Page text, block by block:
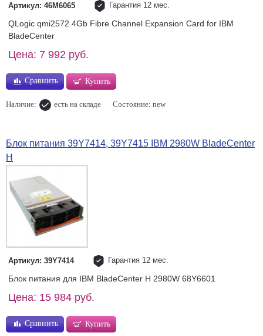
Артикул: 46M6065 Гарантия 12 мес.
QLogic qmi2572 4Gb Fibre Channel Expansion Card for IBM
BladeCenter
Цена: 7 992 руб.
Сравнить Купить
Наличие: есть на складе Состояние: new
Блок питания 39Y7414, 39Y7415 IBM 2980W BladeCenter
H
Артикул: 39Y7414 Гарантия 12 мес.
Блок питания для IBM BladeCenter H 2980W 68Y6601
Цена: 15 984 руб.
Сравнить Купить